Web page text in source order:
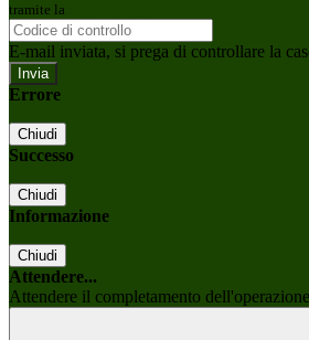
tramite la
E-mail inviata, si prega di controllare la
Errore
Chiudi
Successo
Chiudi
Informazione
Chiudi
Attendere...
Attendere il completamento